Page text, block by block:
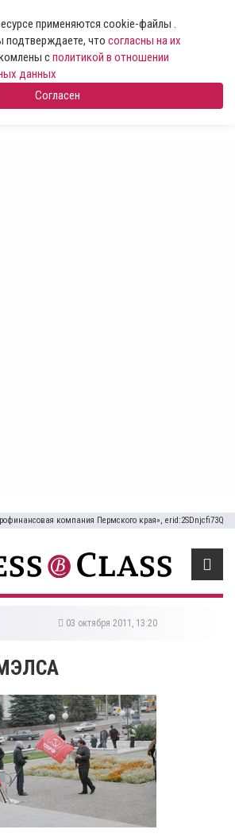
применяются cookie-файлы .
подтверждаете, что согласны на их
сполитикой в отношении
данных
Согласен
компания Пермского края», erid:2SDnjcfi73Q
03 октября 2011, 13:20